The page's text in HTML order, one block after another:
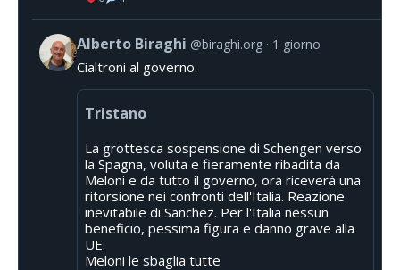
Alberto Biraghi @biraghi.org 1 giorno
Cialtroni al governo.
Tristano
La grottesca sospensione di Schengen verso
la Spagna, voluta e fieramente ribadita da
Meloni e da tutto il governo, ora riceverà una
ritorsione nei confronti dell'Italia. Reazione
inevitabile di Sanchez. Per l'Italia nessun
beneficio, pessima figura e danno grave alla
UE.
Meloni le sbaglia tutte